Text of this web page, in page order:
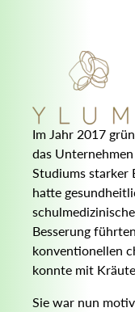
Im Jahr 2017
das
Studiums starker
hatte
Besserung
konventionellen
konnte mit
Sie war nun